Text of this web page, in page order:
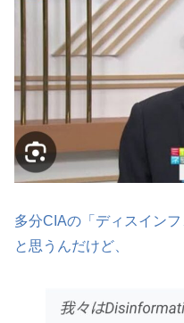
多分CIAの「ディスイン
と思うんだけど、